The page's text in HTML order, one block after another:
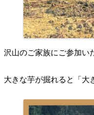
沢山のご家族にご参加い
大きな芋が掘れると「大